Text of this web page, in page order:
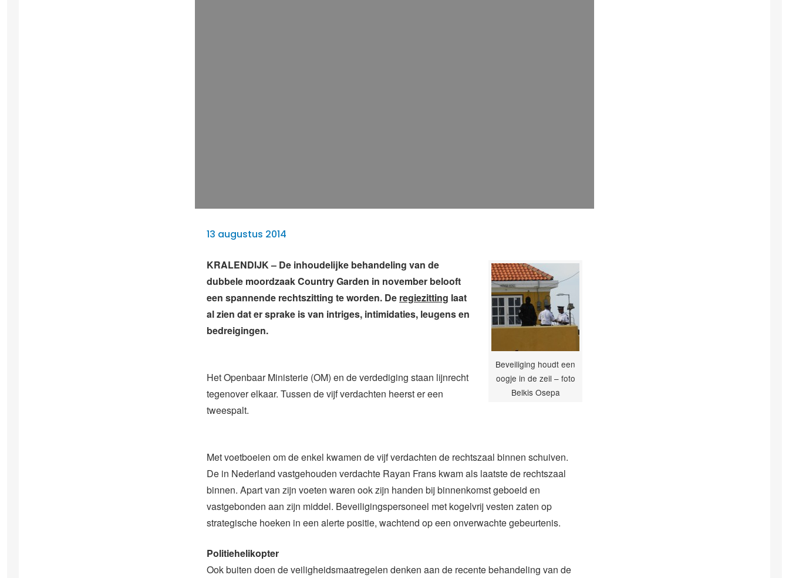
13 augustus 2014
Beveiliging houdt een
oogje in de zeil – foto
Belkis Osepa
KRALENDIJK – De inhoudelijke behandeling van de
dubbele moordzaak Country Garden in november belooft
een spannende rechtszitting te worden. De regiezitting laat
al zien dat er sprake is van intriges, intimidaties, leugens en
bedreigingen.
Het Openbaar Ministerie (OM) en de verdediging staan lijnrecht
tegenover elkaar. Tussen de vijf verdachten heerst er een
tweespalt.
Met voetboeien om de enkel kwamen de vijf verdachten de rechtszaal binnen schuiven.
De in Nederland vastgehouden verdachte Rayan Frans kwam als laatste de rechtszaal
binnen. Apart van zijn voeten waren ook zijn handen bij binnenkomst geboeid en
vastgebonden aan zijn middel. Beveiligingspersoneel met kogelvrij vesten zaten op
strategische hoeken in een alerte positie, wachtend op een onverwachte gebeurtenis.
Politiehelikopter
Ook buiten doen de veiligheidsmaatregelen denken aan de recente behandeling van de